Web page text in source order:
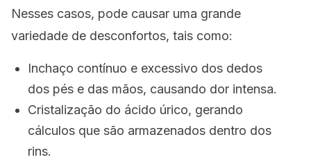
Nesses casos, pode causar uma grande
variedade de desconfortos, tais como:
Inchaço contínuo e excessivo dos dedos
dos pés e das mãos, causando dor intensa.
Cristalização do ácido úrico, gerando
cálculos que são armazenados dentro dos
rins.